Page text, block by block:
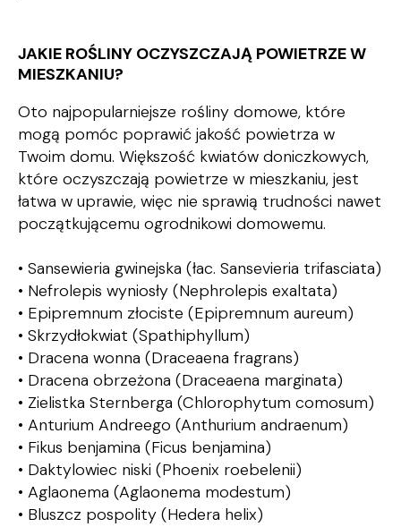
JAKIE ROŚLINY OCZYSZCZAJĄ POWIETRZE W
MIESZKANIU?
Oto najpopularniejsze rośliny domowe, które
mogą pomóc poprawić jakość powietrza w
Twoim domu. Większość kwiatów doniczkowych,
które oczyszczają powietrze w mieszkaniu, jest
łatwa w uprawie, więc nie sprawią trudności nawet
początkującemu ogrodnikowi domowemu.
• Sansewieria gwinejska (łac. Sansevieria trifasciata)
• Nefrolepis wyniosły (Nephrolepis exaltata)
• Epipremnum złociste (Epipremnum aureum)
• Skrzydłokwiat (Spathiphyllum)
• Dracena wonna (Draceaena fragrans)
• Dracena obrzeżona (Draceaena marginata)
• Zielistka Sternberga (Chlorophytum comosum)
• Anturium Andreego (Anthurium andraenum)
• Fikus benjamina (Ficus benjamina)
• Daktylowiec niski (Phoenix roebelenii)
• Aglaonema (Aglaonema modestum)
• Bluszcz pospolity (Hedera helix)